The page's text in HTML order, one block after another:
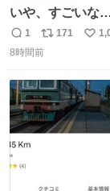
いや、すごいな
返
信
1
リ
ポ
ト
数
171
い
数
8時間前